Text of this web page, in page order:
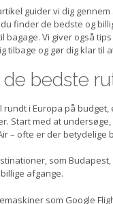
guider vi dig
finder de bedste og
bagage. Vi giver også
tilbage og gør dig klar
de bedste
rundt i Europa på
Start med at
– ofte er der
som
afgange.
som Google